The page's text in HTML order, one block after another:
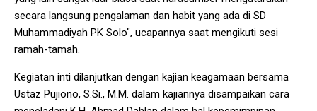
secara langsung pengalaman dan habit yang ada di SD
Muhammadiyah PK Solo", ucapannya saat mengikuti sesi
ramah-tamah.
Kegiatan inti dilanjutkan dengan kajian keagamaan bersama
Ustaz Pujiono, S.Si., M.M. dalam kajiannya disampaikan cara